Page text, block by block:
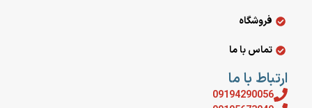
فروشگاه
تماس با ما
ارتباط با ما
09194290056